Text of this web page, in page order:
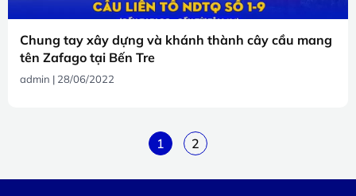
Chung tay xây dựng và khánh thành cây cầu mang
tên Zafago tại Bến Tre
admin 28/06/2022
1 2